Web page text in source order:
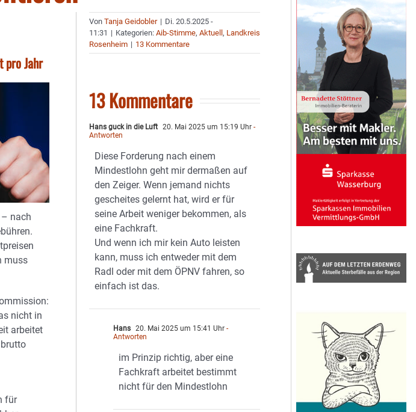
pro Jahr
nach
muss
nicht in
arbeitet
für
VonTanja Geidobler | Di. 20.5.2025 -
11:31 | Kategorien:Aib-Stimme,Aktuell, Landkreis
Rosenheim | 13 Kommentare
13 Kommentare
Hans guck in die Luft 20. Mai 2025 um 15:19 Uhr -
Antworten
Diese Forderung nach einem
Mindestlohn geht mir dermaßen auf
den Zeiger. Wenn jemand nichts
gescheites gelernt hat, wird er für
seine Arbeit weniger bekommen, als
eine Fachkraft.
Und wenn ich mir kein Auto leisten
kann, muss ich entweder mit dem
Radl oder mit dem ÖPNV fahren, so
einfach ist das.
Hans 20. Mai 2025 um 15:41 Uhr -
Antworten
im Prinzip richtig, aber eine
Fachkraft arbeitet bestimmt
nicht für den Mindestlohn